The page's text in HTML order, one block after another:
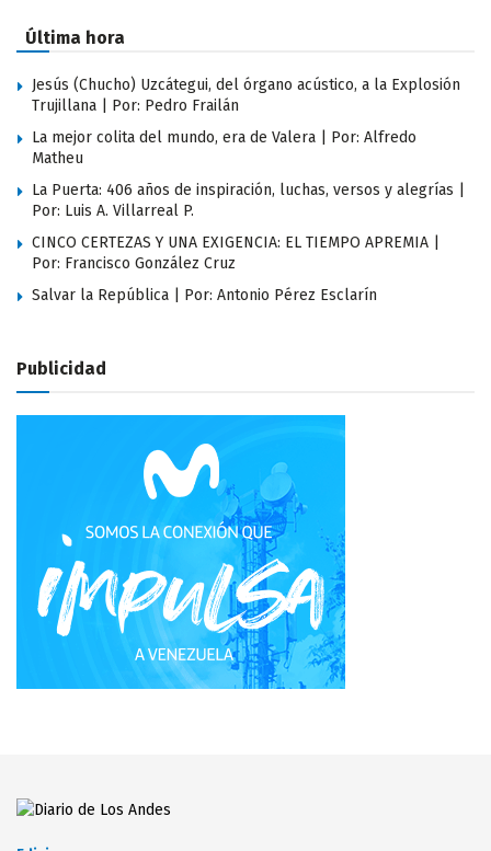
Última hora
Jesús (Chucho) Uzcátegui, del órgano acústico, a la Explosión
Trujillana | Por: Pedro Frailán
La mejor colita del mundo, era de Valera | Por: Alfredo
Matheu
La Puerta: 406 años de inspiración, luchas, versos y alegrías |
Por: Luis A. Villarreal P.
CINCO CERTEZAS Y UNA EXIGENCIA: EL TIEMPO APREMIA |
Por: Francisco González Cruz
Salvar la República | Por: Antonio Pérez Esclarín
Publicidad